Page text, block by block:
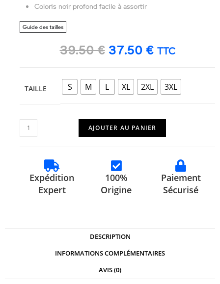
Coloris noir profond facile à assortir
Guide des tailles
39.50€ 37.50 € TTC
TAILLE S M L XL 2XL 3XL
AJOUTER AU PANIER
Expédition
Expert
100%
Origine
Paiement
Sécurisé
DESCRIPTION
INFORMATIONS COMPLÉMENTAIRES
AVIS (0)